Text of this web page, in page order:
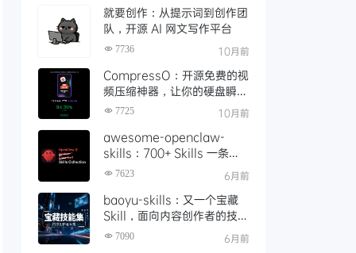
就要创作：从提示词到创作团
队，开源 AI 网文写作平台
7736 10月前
CompressO：开源免费的视
频压缩神器，让你的硬盘瞬间
轻松 10 倍
7725 10月前
awesome-openclaw-
skills：700+ Skills 一条命
令装配完成，如何让本地 AI
7623 6月前
baoyu-skills：又一个宝藏
Skill，面向内容创作者的技能
集，支持图文生成、发布与处
7090 6月前